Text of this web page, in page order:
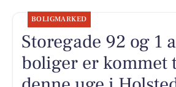
BOLIGMARKED
Storegade 92 og 1
boliger er kommet